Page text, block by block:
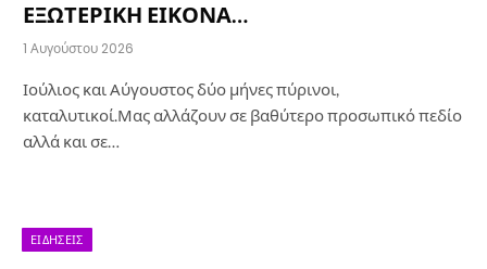
ΕΞΩΤΕΡΙΚΗ ΕΙΚΟΝΑ…
1 Αυγούστου 2026
Ιούλιος και Αύγουστος δύο μήνες πύρινοι,
καταλυτικοί.Μας αλλάζουν σε βαθύτερο προσωπικό πεδίο
αλλά και σε…
ΕΙΔΉΣΕΙΣ